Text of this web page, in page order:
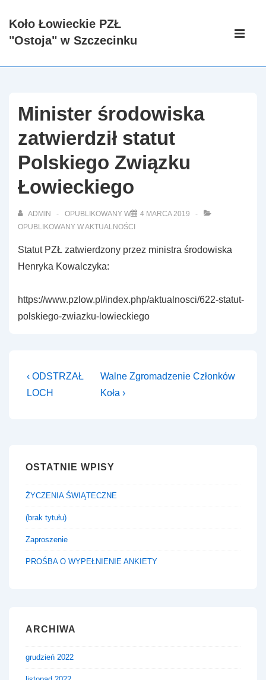
SkipKoło Łowieckie PZŁ
"Ostoja" w Szczecinku
Główna
Minister środowiska
zatwierdził statut
Polskiego Związku
Łowieckiego
ADMIN OPUBLIKOWANY W
4 MARCA 2019
OPUBLIKOWANY WAKTUALNOŚCI
Statut PZŁ zatwierdzony przez ministra środowiska
Henryka Kowalczyka:
https://www.pzlow.pl/index.php/aktualnosci/622-statut-
polskiego-zwiazku-lowieckiego
Nawigacja
wpisu
Previous
Post
‹ ODSTRZAŁ
LOCH
Next
Post
Walne Zgromadzenie Członków
Koła ›
OSTATNIE WPISY
ŻYCZENIA ŚWIĄTECZNE
(brak tytułu)
Zaproszenie
PROŚBA O WYPEŁNIENIE ANKIETY
ARCHIWA
grudzień 2022